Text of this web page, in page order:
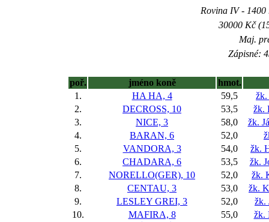
Rovina IV - 1400
30000 Kč
Maj.
Zápisné:
poř. jméno koně
hmot.
1.
HA HA, 4 59,5
2.
DECROSS, 10 53,5
žk.
3.
NICE, 3 58,0
žk.
4.
BARAN, 6 52,0
5.
VANDORA, 3 54,0
žk.
6.
CHADARA, 6 53,5
žk.
7.
NORELLO(GER), 10 52,0
žk.
8.
CENTAU, 3 53,0
žk.
9.
LESLEY GREI, 3 52,0
žk.
10.
MAFIRA, 8 55,0
žk.